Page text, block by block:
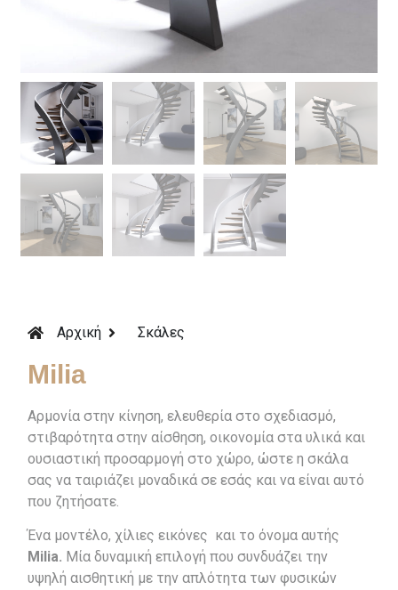
Αρχική Σκάλες
Milia
Αρμονία στην κίνηση, ελευθερία στο σχεδιασμό,
στιβαρότητα στην αίσθηση, οικονομία στα υλικά και
ουσιαστική προσαρμογή στο χώρο, ώστε η σκάλα
σας να ταιριάζει μοναδικά σε εσάς και να είναι αυτό
που ζητήσατε.
Ένα μοντέλο, χίλιες εικόνες και το όνομα αυτής
Milia. Μία δυναμική επιλογή που συνδυάζει την
υψηλή αισθητική με την απλότητα των φυσικών